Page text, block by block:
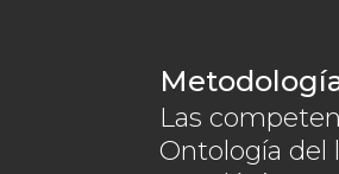
Las
Ontología del